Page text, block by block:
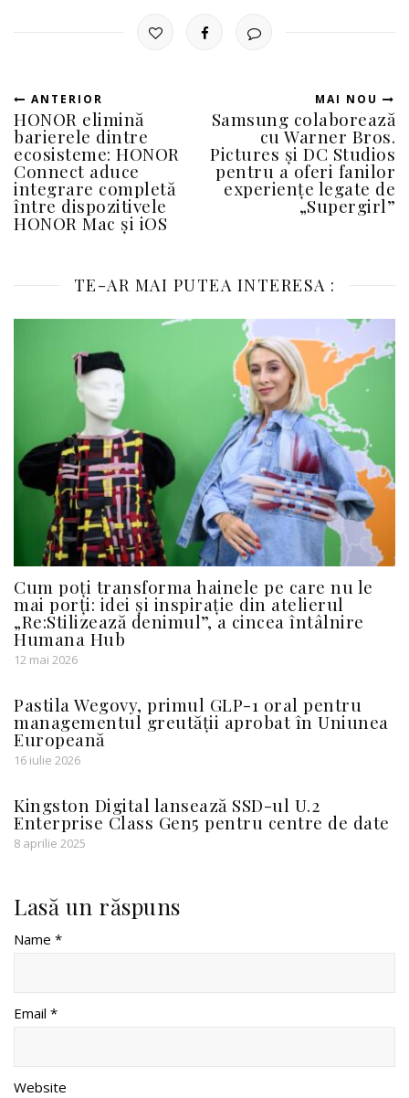
ANTERIOR
HONOR elimină
barierele dintre
ecosisteme: HONOR
Connect aduce
integrare completă
între dispozitivele
HONOR Mac și iOS
MAI NOU
Samsung colaborează
cu Warner Bros.
Pictures și DC Studios
pentru a oferi fanilor
experiențe legate de
„Supergirl”
TE-AR MAI PUTEA INTERESA :
Cum poți transforma hainele pe care nu le
mai porți: idei și inspirație din atelierul
„Re:Stilizează denimul”, a cincea întâlnire
Humana Hub
12 mai 2026
Pastila Wegovy, primul GLP-1 oral pentru
managementul greutății aprobat în Uniunea
Europeană
16 iulie 2026
Kingston Digital lansează SSD-ul U.2
Enterprise Class Gen5 pentru centre de date
8 aprilie 2025
Lasă un răspuns
Name *
Email *
Website